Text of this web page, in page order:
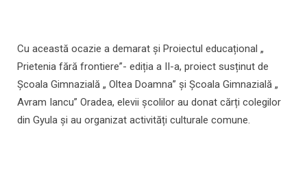
Cu această ocazie a demarat și Proiectul educațional „
Prietenia fără frontiere”- ediția a II-a, proiect susținut de
Școala Gimnazială „ Oltea Doamna” și Școala Gimnazială „
Avram Iancu” Oradea, elevii școlilor au donat cărți colegilor
din Gyula și au organizat activități culturale comune.